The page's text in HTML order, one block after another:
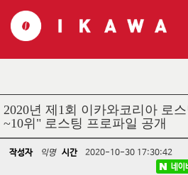
2020년 제1회 이카와코리아 로
~10위" 로스팅 프로파일 공개
작성자 익명 시간 2020-10-30 17:30:42
네이